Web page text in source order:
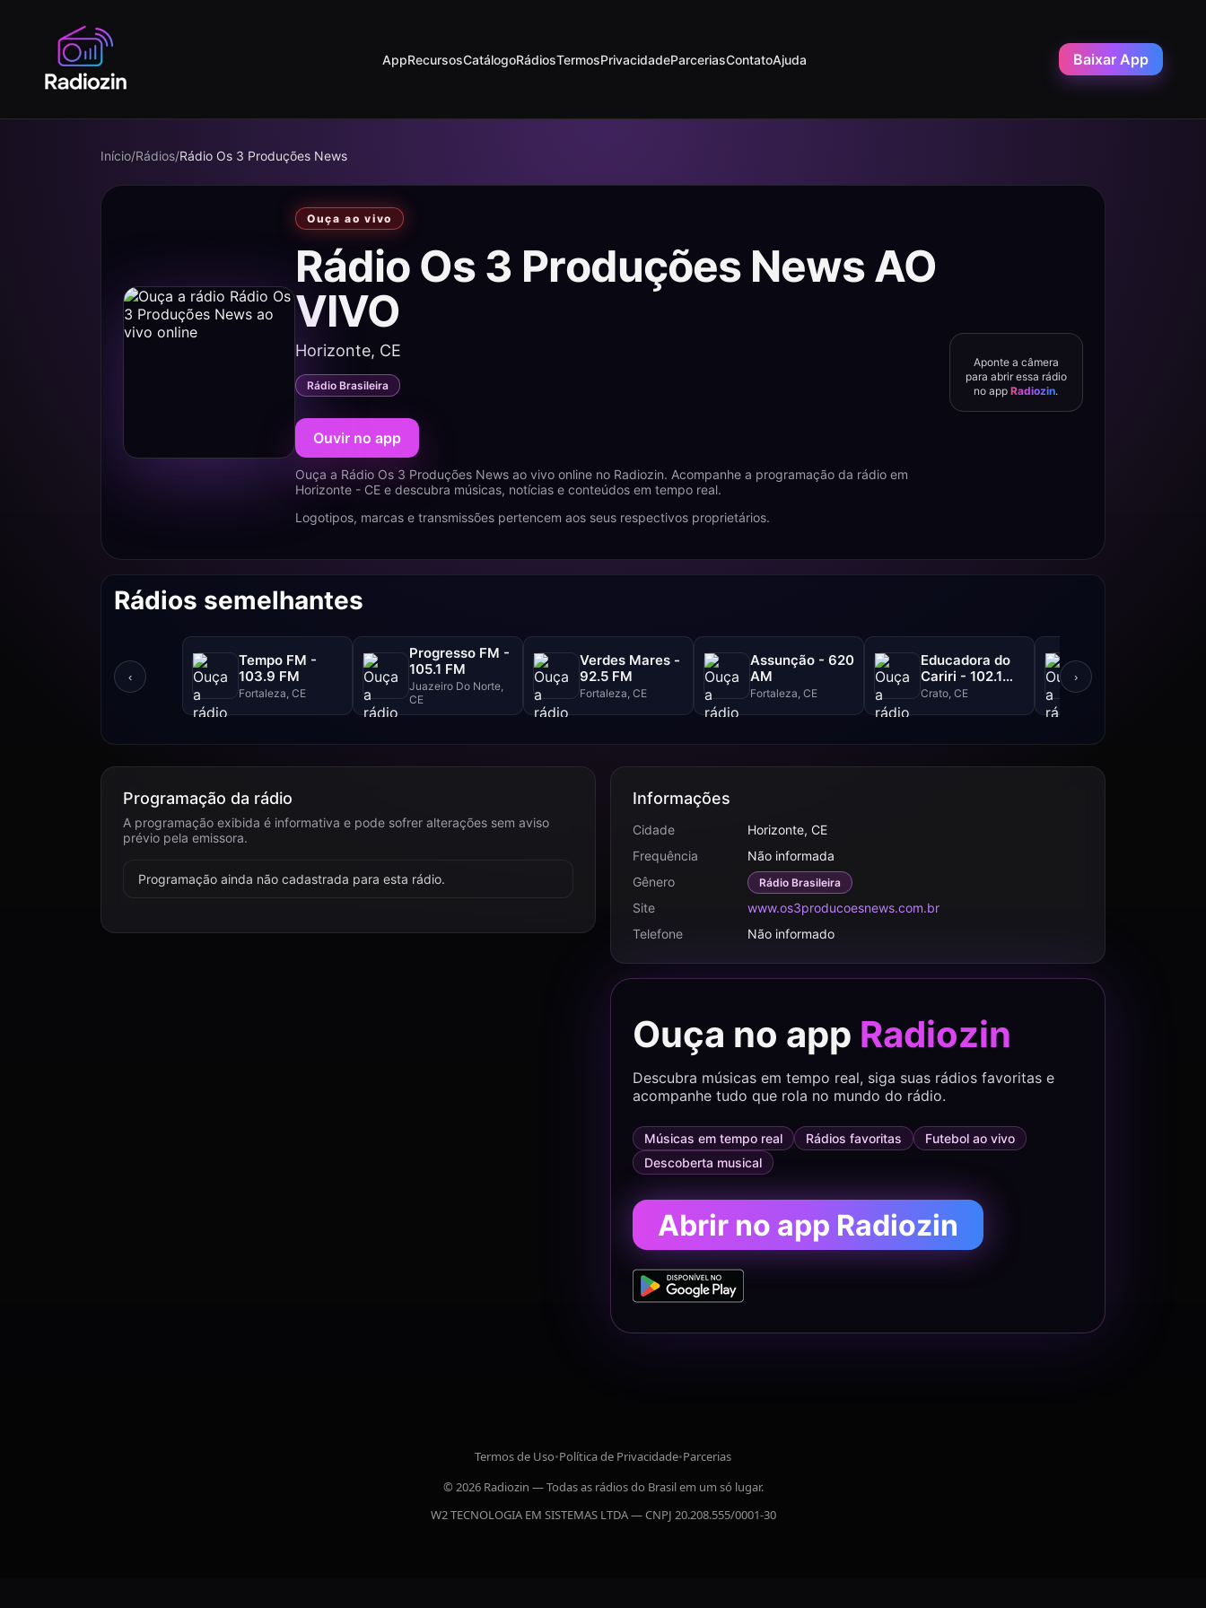
AppRecursosCatálogoRádiosTermosPrivacidadeParceriasContatoAjuda Baixar App
Início/Rádios/Rádio Os 3 Produções News
Ouça ao vivo
Rádio Os 3 Produções News AO
VIVO
Horizonte, CE
Rádio Brasileira
Ouvir no app
Ouça a Rádio Os 3 Produções News ao vivo online no Radiozin. Acompanhe a programação da rádio em
Horizonte - CE e descubra músicas, notícias e conteúdos em tempo real.
Logotipos, marcas e transmissões pertencem aos seus respectivos proprietários.
Aponte a câmera
para abrir essa rádio
no appRadiozin.
Rádios semelhantes
‹
Tempo FM -
103.9 FM
Fortaleza, CE
Progresso FM -
105.1 FM
Juazeiro Do Norte,
CE
Verdes Mares -
92.5 FM
Fortaleza, CE
Assunção - 620
AM
Fortaleza, CE
Educadora do
Cariri - 102.1
FM
Crato, CE
105.3 FM
›
Programação da rádio
A programação exibida é informativa e pode sofrer alterações sem aviso
prévio pela emissora.
Programação ainda não cadastrada para esta rádio.
Informações
Cidade
Horizonte, CE
Frequência
Não informada
Gênero
Rádio Brasileira
Site
www.os3producoesnews.com.br
Telefone
Não informado
Ouça no app Radiozin
Descubra músicas em tempo real, siga suas rádios favoritas e
acompanhe tudo que rola no mundo do rádio.
Músicas em tempo real Rádios favoritas
Futebol ao vivo
Descoberta musical
Abrir no app Radiozin
Termos de Uso•Política de Privacidade•Parcerias
© 2026 Radiozin — Todas as rádios do Brasil em um só lugar.
W2 TECNOLOGIA EM SISTEMAS LTDA — CNPJ 20.208.555/0001-30